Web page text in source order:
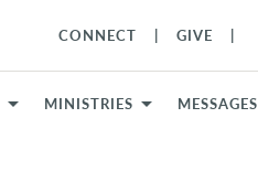
CONNECT GIVE
MINISTRIES MESSAGES